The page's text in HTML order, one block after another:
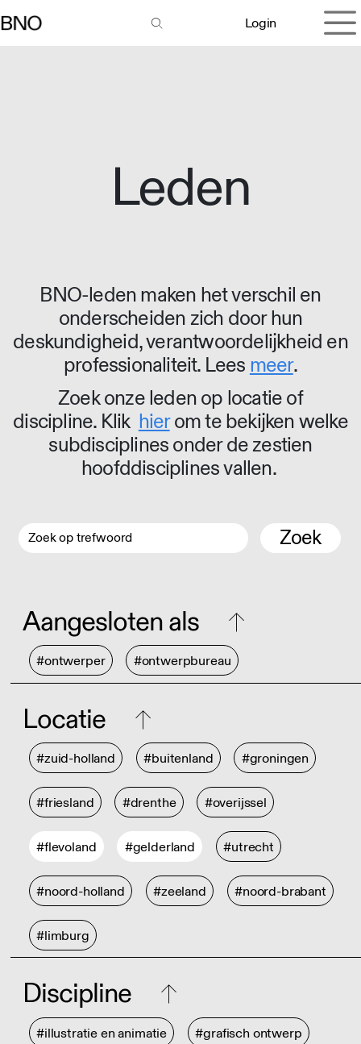
Login
Leden
BNO-leden maken het verschil en
onderscheiden zich door hun
deskundigheid, verantwoordelijkheid en
professionaliteit. Lees meer.
Zoek onze leden op locatie of
discipline. Klik hierom te bekijken welke
subdisciplines onder de zestien
hoofddisciplines vallen.
Zoek
Aangesloten als
#ontwerper #ontwerpbureau
Locatie
#zuid-holland #buitenland #groningen
#friesland #drenthe #overijssel
#flevoland #gelderland #utrecht
#noord-holland #zeeland #noord-brabant
#limburg
Discipline
#illustratie en animatie #grafisch ontwerp